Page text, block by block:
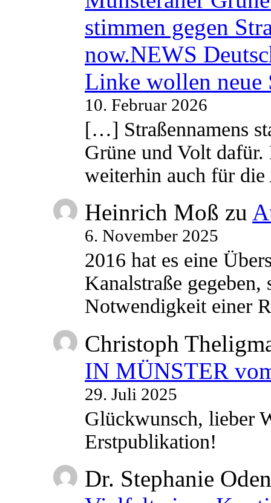
stimmen gegen
now.NEWS
Linke wollen neue
10. Februar 2026
[…] Straßennamens
Grüne und Volt
weiterhin auch für
Heinrich Moß zu
6. November 2025
2016 hat es eine
Kanalstraße
Notwendigkeit einer
Christoph
IN MÜNSTER
29. Juli 2025
Glückwunsch, lieber
Erstpublikation!
Dr. Stephanie